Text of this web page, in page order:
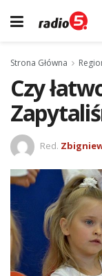
Strona Główna
Czy
Red.